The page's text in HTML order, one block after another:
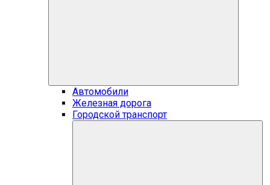
Автомобили
Железная дорога
Городской транспорт